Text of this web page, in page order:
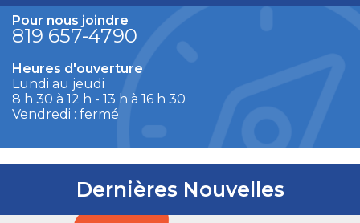
Pour nous joindre
819 657-4790
Heures d'ouverture
Lundi au jeudi
8 h 30 à 12 h - 13 h à 16 h 30
Vendredi : fermé
Dernières Nouvelles